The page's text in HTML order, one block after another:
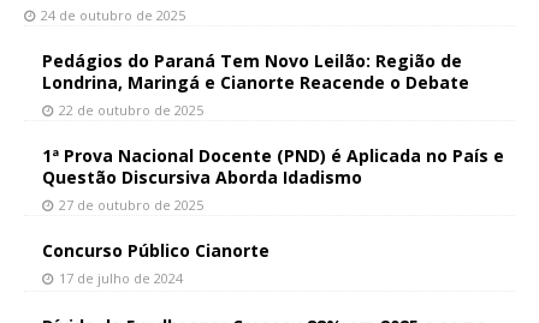
24 de outubro de 2025
Pedágios do Paraná Tem Novo Leilão: Região de
Londrina, Maringá e Cianorte Reacende o Debate
22 de outubro de 2025
1ª Prova Nacional Docente (PND) é Aplicada no País e
Questão Discursiva Aborda Idadismo
27 de outubro de 2025
Concurso Público Cianorte
17 de julho de 2024